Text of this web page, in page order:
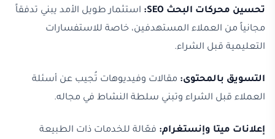
تحسين محركات البحث SEO:
استثمار طويل الأمد يبني تدفقاً
مجانياً من العملاء المستهدفين، خاصة للاستفسارات
التعليمية قبل الشراء.
التسويق بالمحتوى: مقالات وفيديوهات تُجيب عن أسئلة
العملاء قبل الشراء وتبني سلطة النشاط في مجاله.
إعلانات ميتا وإنستغرام: فعّالة للخدمات ذات الطبيعة